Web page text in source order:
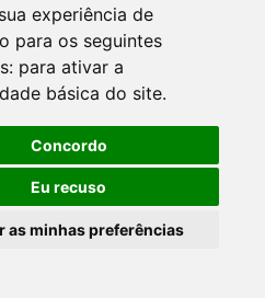
experiência de
para os seguintes
para ativar a
básica do site.
Concordo
Eu recuso
as minhas preferências